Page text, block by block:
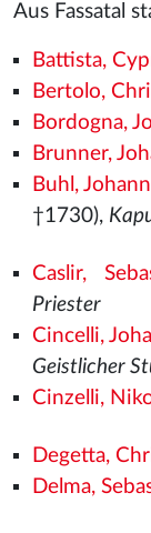
Aus Fassatal
Battista,
Bertolo,
Bordogna,
Brunner,
Buhl,
†1730),
Caslir,
Priester
Cincelli,
Geistlicher
Cinzelli,
Degetta,
Delma,